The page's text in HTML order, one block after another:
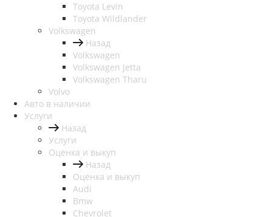
Toyota Levin
Toyota Wildlander
Volkswagen
Назад
Volkswagen
Volkswagen Jetta
Volkswagen Tharu
Volvo
Авто в наличии
Услуги
Назад
Услуги
Оценка и выкуп
Назад
Оценка и выкуп
Audi
Bmw
Chevrolet